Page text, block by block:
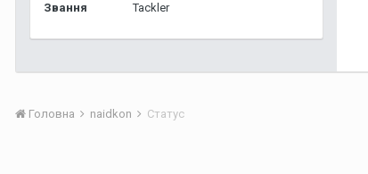
Звання Tackler
Головна naidkon Статус